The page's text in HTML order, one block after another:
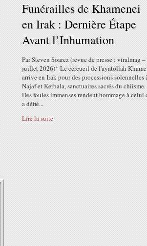
Funérailles de Khamenei
en Irak : Dernière Étape
Avant l’Inhumation
Par Steven Soarez (revue de presse : viralmag –
juillet 2026)* Le cercueil de l'ayatollah
arrive en Irak pour des processions solennelles
Najaf et Kerbala, sanctuaires sacrés du chiisme.
Des foules immenses rendent hommage à celui
a défié...
Lire la suite